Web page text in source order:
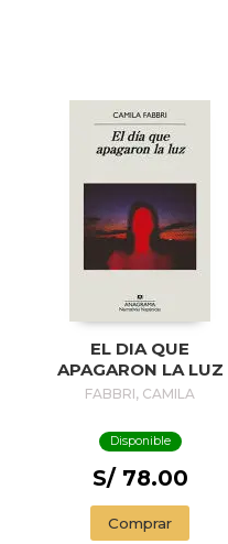
EL DIA QUE
APAGARON LA LUZ
FABBRI, CAMILA
Disponible
S/ 78.00
Comprar